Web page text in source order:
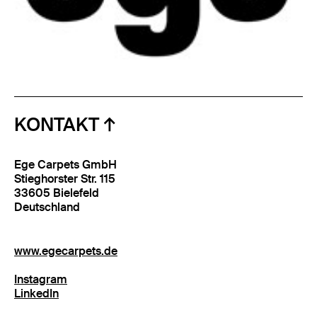
KONTAKT
Ege Carpets GmbH
Stieghorster Str. 115
33605 Bielefeld
Deutschland
www.egecarpets.de
Instagram
LinkedIn